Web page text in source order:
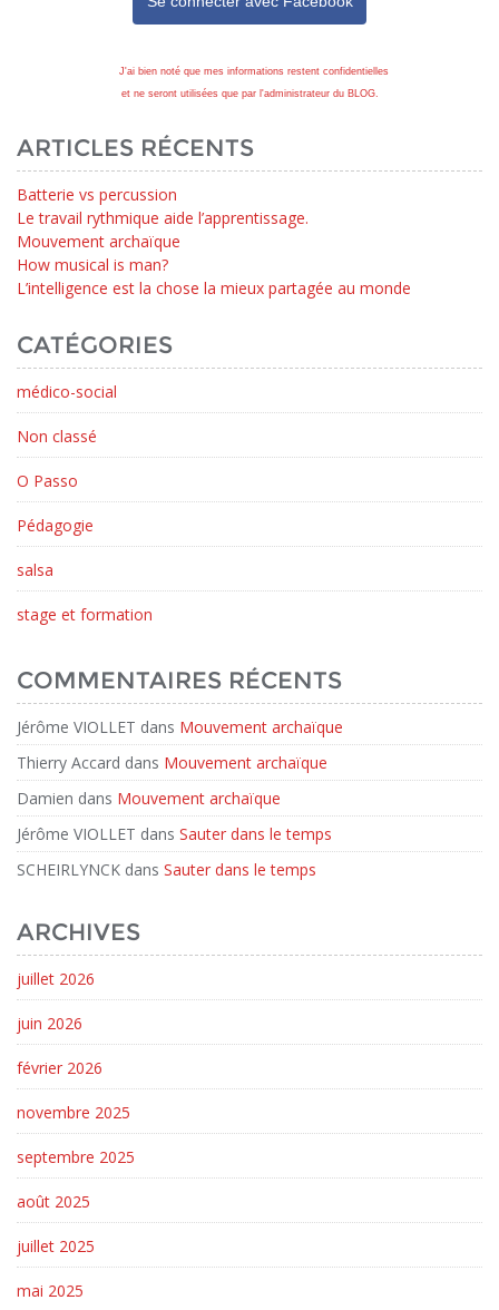
J'ai bien noté que mes informations restent confidentielles
et ne seront utilisées que par l'administrateur du BLOG.
ARTICLES RÉCENTS
Batterie vs percussion
Le travail rythmique aide l’apprentissage.
Mouvement archaïque
How musical is man?
L’intelligence est la chose la mieux partagée au monde
CATÉGORIES
médico-social
Non classé
O Passo
Pédagogie
salsa
stage et formation
COMMENTAIRES RÉCENTS
Jérôme VIOLLET dans Mouvement archaïque
Thierry Accard dans Mouvement archaïque
Damien dans Mouvement archaïque
Jérôme VIOLLET dans Sauter dans le temps
SCHEIRLYNCK dans Sauter dans le temps
ARCHIVES
juillet 2026
juin 2026
février 2026
novembre 2025
septembre 2025
août 2025
juillet 2025
mai 2025